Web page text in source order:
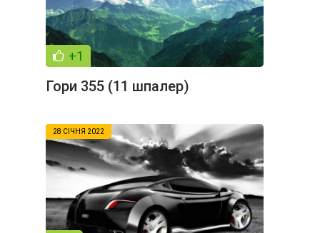
+1
Гори 355 (11 шпалер)
28 СІЧНЯ 2022